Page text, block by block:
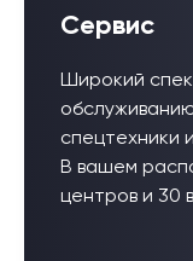
Сервис
Широкий
спецтехники
В вашем
центров и 30